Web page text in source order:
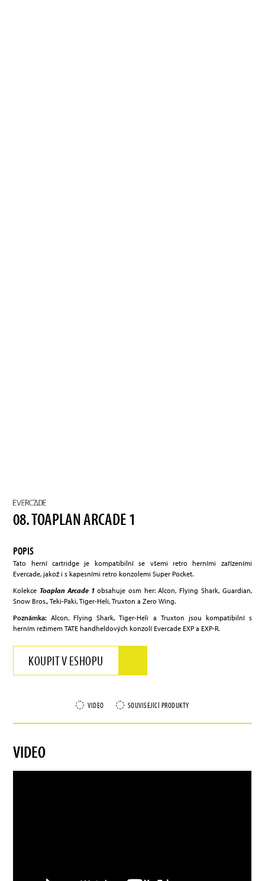
08. TOAPLAN ARCADE 1
POPIS
Tato herní cartridge je kompatibilní se všemi retro herními zařízeními
Evercade, jakož i s kapesními retro konzolemi Super Pocket.
Kolekce Toaplan Arcade 1obsahuje osm her: Alcon, Flying Shark, Guardian,
Snow Bros., Teki-Paki, Tiger-Heli, Truxton a Zero Wing.
Poznámka: Alcon, Flying Shark, Tiger-Heli a Truxton jsou kompatibilní s
herním režimem TATE handheldových konzolí Evercade EXP a EXP-R.
KOUPIT V ESHOPU
VIDEO SOUVISEJÍCÍ PRODUKTY
VIDEO